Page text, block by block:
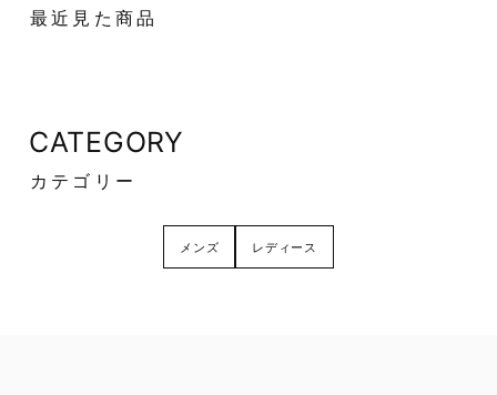
最近見た商品
CATEGORY
カテゴリー
メンズ レディース